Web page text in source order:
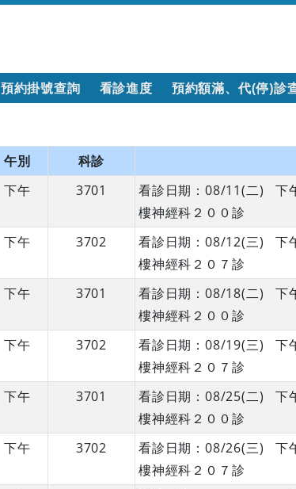
預約掛號查詢 看診進度 預約額滿、代(停)診
午別 科診
下午 3701
看診日期：08/11(二) 下
樓神經科２００診
下午 3702
看診日期：08/12(三) 下
樓神經科２０７診
下午 3701
看診日期：08/18(二) 下
樓神經科２００診
下午 3702
看診日期：08/19(三) 下
樓神經科２０７診
下午 3701
看診日期：08/25(二) 下
樓神經科２００診
下午 3702
看診日期：08/26(三) 下
樓神經科２０７診